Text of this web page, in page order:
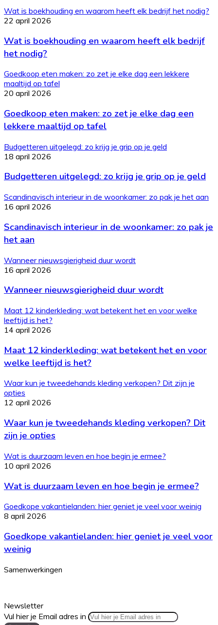
Wat is boekhouding en waarom heeft elk bedrijf het nodig?
22 april 2026
Wat is boekhouding en waarom heeft elk bedrijf
het nodig?
Goedkoop eten maken: zo zet je elke dag een lekkere
maaltijd op tafel
20 april 2026
Goedkoop eten maken: zo zet je elke dag een
lekkere maaltijd op tafel
Budgetteren uitgelegd: zo krijg je grip op je geld
18 april 2026
Budgetteren uitgelegd: zo krijg je grip op je geld
Scandinavisch interieur in de woonkamer: zo pak je het aan
16 april 2026
Scandinavisch interieur in de woonkamer: zo pak je
het aan
Wanneer nieuwsgierigheid duur wordt
16 april 2026
Wanneer nieuwsgierigheid duur wordt
Maat 12 kinderkleding: wat betekent het en voor welke
leeftijd is het?
14 april 2026
Maat 12 kinderkleding: wat betekent het en voor
welke leeftijd is het?
Waar kun je tweedehands kleding verkopen? Dit zijn je
opties
12 april 2026
Waar kun je tweedehands kleding verkopen? Dit
zijn je opties
Wat is duurzaam leven en hoe begin je ermee?
10 april 2026
Wat is duurzaam leven en hoe begin je ermee?
Goedkope vakantielanden: hier geniet je veel voor weinig
8 april 2026
Goedkope vakantielanden: hier geniet je veel voor
weinig
Samenwerkingen
Newsletter
Vul hier je Email adres in